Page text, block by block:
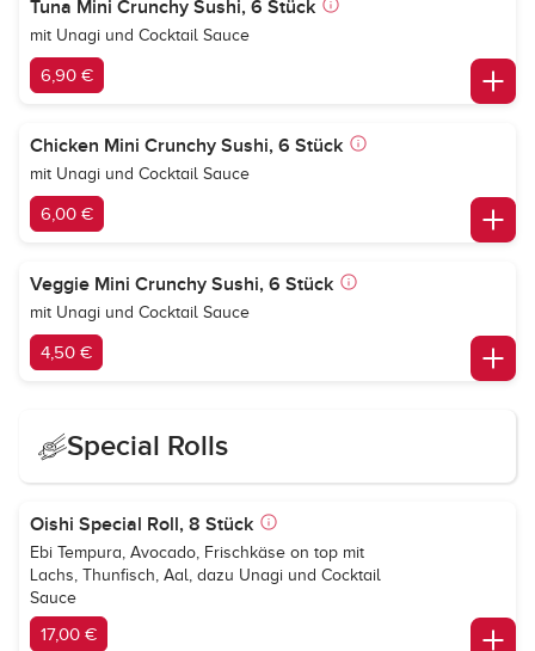
Tuna Mini Crunchy Sushi, 6 Stück
mit Unagi und Cocktail Sauce
6,90 €
Chicken Mini Crunchy Sushi, 6 Stück
mit Unagi und Cocktail Sauce
6,00 €
Veggie Mini Crunchy Sushi, 6 Stück
mit Unagi und Cocktail Sauce
4,50 €
Special Rolls
Oishi Special Roll, 8 Stück
Ebi Tempura, Avocado, Frischkäse on top mit
Lachs, Thunfisch, Aal, dazu Unagi und Cocktail
Sauce
17,00 €